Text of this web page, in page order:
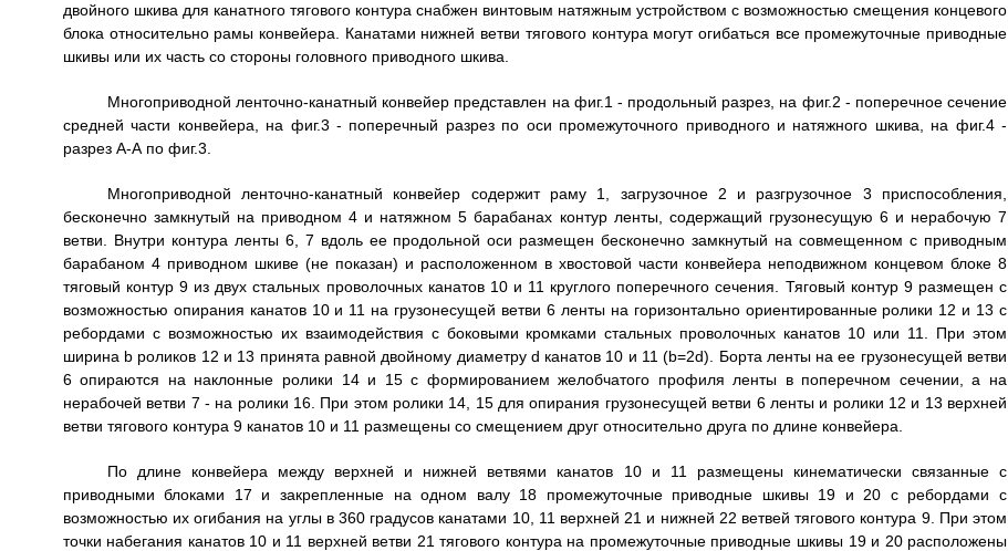
двойного шкива для канатного тягового контура снабжен винтовым натяжным устройством с возможностью смещения концевого
блока относительно рамы конвейера. Канатами нижней ветви тягового контура могут огибаться все промежуточные приводные
шкивы или их часть со стороны головного приводного шкива.
Многоприводной ленточно-канатный конвейер представлен на фиг.1 - продольный разрез, на фиг.2 - поперечное сечение
средней части конвейера, на фиг.3 - поперечный разрез по оси промежуточного приводного и натяжного шкива, на фиг.4 -
разрез А-А по фиг.3.
Многоприводной ленточно-канатный конвейер содержит раму 1, загрузочное 2 и разгрузочное 3 приспособления,
бесконечно замкнутый на приводном 4 и натяжном 5 барабанах контур ленты, содержащий грузонесущую 6 и нерабочую 7
ветви. Внутри контура ленты 6, 7 вдоль ее продольной оси размещен бесконечно замкнутый на совмещенном с приводным
барабаном 4 приводном шкиве (не показан) и расположенном в хвостовой части конвейера неподвижном концевом блоке 8
тяговый контур 9 из двух стальных проволочных канатов 10 и 11 круглого поперечного сечения. Тяговый контур 9 размещен с
возможностью опирания канатов 10 и 11 на грузонесущей ветви 6 ленты на горизонтально ориентированные ролики 12 и 13 с
ребордами с возможностью их взаимодействия с боковыми кромками стальных проволочных канатов 10 или 11. При этом
ширина b роликов 12 и 13 принята равной двойному диаметру d канатов 10 и 11 (b=2d). Борта ленты на ее грузонесущей ветви
6 опираются на наклонные ролики 14 и 15 с формированием желобчатого профиля ленты в поперечном сечении, а на
нерабочей ветви 7 - на ролики 16. При этом ролики 14, 15 для опирания грузонесущей ветви 6 ленты и ролики 12 и 13 верхней
ветви тягового контура 9 канатов 10 и 11 размещены со смещением друг относительно друга по длине конвейера.
По длине конвейера между верхней и нижней ветвями канатов 10 и 11 размещены кинематически связанные с
приводными блоками 17 и закрепленные на одном валу 18 промежуточные приводные шкивы 19 и 20 с ребордами с
возможностью их огибания на углы в 360 градусов канатами 10, 11 верхней 21 и нижней 22 ветвей тягового контура 9. При этом
точки набегания канатов 10 и 11 верхней ветви 21 тягового контура на промежуточные приводные шкивы 19 и 20 расположены